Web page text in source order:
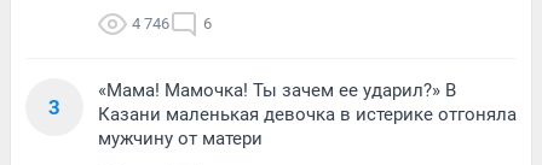
4 746 6
3
«Мама! Мамочка! Ты зачем ее ударил?» В
Казани маленькая девочка в истерике отгоняла
мужчину от матери